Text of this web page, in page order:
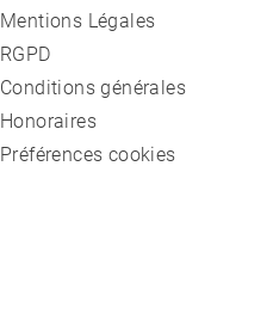
Mentions Légales
RGPD
Conditions générales
Honoraires
Préférences cookies